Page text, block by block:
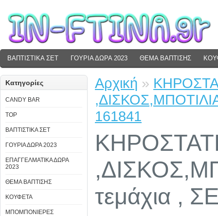
ΒΑΠΤΙΣΤΙΚΑ ΣΕΤ ΓΟΥΡΙΑ ΔΩΡΑ 2023 ΘΕΜΑ ΒΑΠΤΙΣΗΣ
Κατηγορίες
CANDY BAR
TOP
ΒΑΠΤΙΣΤΙΚΑ ΣΕΤ
ΓΟΥΡΙΑ ΔΩΡΑ 2023
ΕΠΑΓΓΕΛΜΑΤΙΚΑ ΔΩΡΑ
2023
ΘΕΜΑ ΒΑΠΤΙΣΗΣ
ΚΟΥΦΕΤΑ
ΜΠΟΜΠΟΝΙΕΡΕΣ
Αρχική »
161841
τεμάχια ,